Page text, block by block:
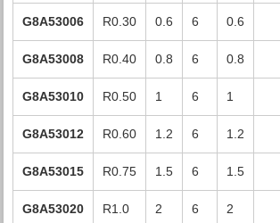
G8A53006 R0.30 0.6 6 0.6
G8A53008 R0.40 0.8 6 0.8
G8A53010 R0.50 1 6 1
G8A53012 R0.60 1.2 6 1.2
G8A53015 R0.75 1.5 6 1.5
G8A53020 R1.0 2 6 2